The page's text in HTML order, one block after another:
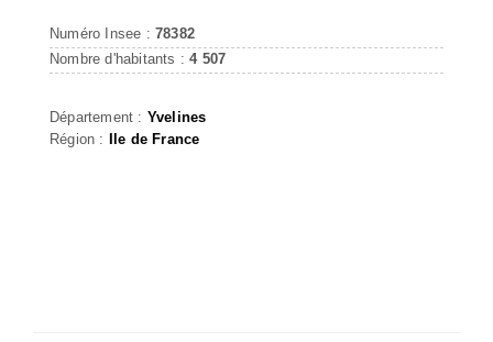
Numéro Insee : 78382
Nombre d'habitants :4 507
Département : Yvelines
Région : Ile de France